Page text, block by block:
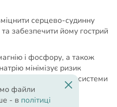
серцево-судинну
забезпечити йому гострий
і фосфору, а також
мінімізує ризик
сечовидільної системи
файли
- в політиці